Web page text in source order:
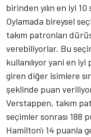
birinden yılın en iyi
Oylamada bireysel
takım patronları
verebiliyorlar. Bu
kullanılıyor yani en
giren diğer isimlere
şeklinde puan
Verstappen, takım
seçimler sonrası 188
Hamilton'ı 14 puanla